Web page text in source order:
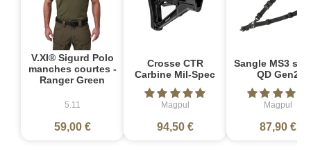
V.XI® Sigurd Polo
manches courtes -
Ranger Green
5.11
59,00 €
Crosse CTR
Carbine Mil-Spec
Magpul
94,50 €
Sangle MS3
QD Gen2
Magpul
87,90 €